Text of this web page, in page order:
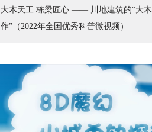
大木天工 栋梁匠心 —— 川地建筑的“大木
作”（2022年全国优秀科普微视频）